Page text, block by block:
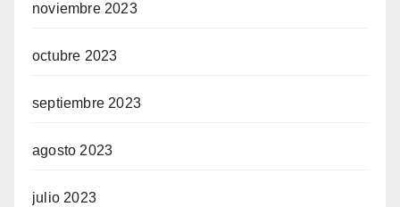
noviembre 2023
octubre 2023
septiembre 2023
agosto 2023
julio 2023